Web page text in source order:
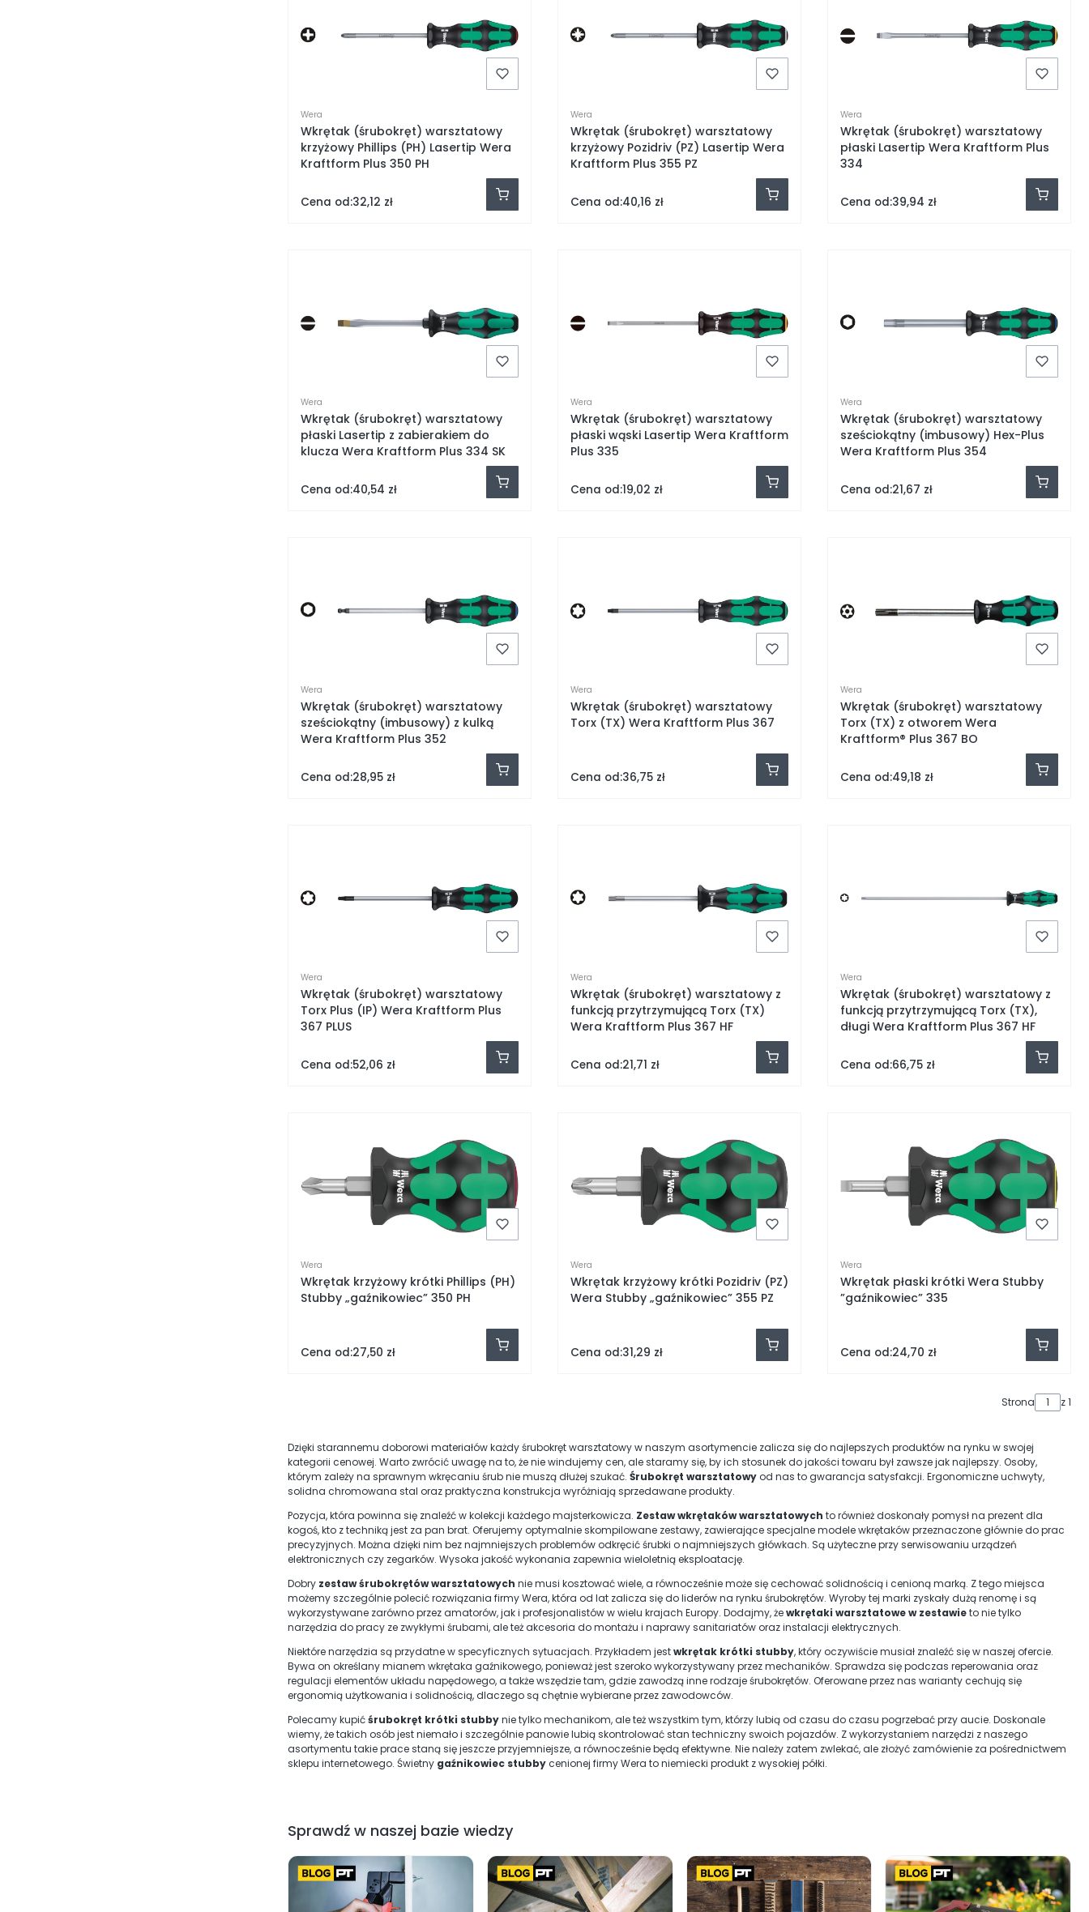
Wera
Wkrętak (śrubokręt) warsztatowy
krzyżowy Phillips (PH) Lasertip Wera
Kraftform Plus 350 PH
Cena od:32,12 zł
Wera
Wkrętak (śrubokręt) warsztatowy
krzyżowy Pozidriv (PZ) Lasertip Wera
Kraftform Plus 355 PZ
Cena od:40,16 zł
Wera
Wkrętak (śrubokręt) warsztatowy
płaski Lasertip Wera Kraftform Plus
334
Cena od:39,94 zł
Wera
Wkrętak (śrubokręt) warsztatowy
płaski Lasertip z zabierakiem do
klucza Wera Kraftform Plus 334 SK
Cena od:40,54 zł
Wera
Wkrętak (śrubokręt) warsztatowy
płaski wąski Lasertip Wera Kraftform
Plus 335
Cena od:19,02 zł
Wera
Wkrętak (śrubokręt) warsztatowy
sześciokątny (imbusowy) Hex-Plus
Wera Kraftform Plus 354
Cena od:21,67 zł
Wera
Wkrętak (śrubokręt) warsztatowy
sześciokątny (imbusowy) z kulką
Wera Kraftform Plus 352
Cena od:28,95 zł
Wera
Wkrętak (śrubokręt) warsztatowy
Torx (TX) Wera Kraftform Plus 367
Cena od:36,75 zł
Wera
Wkrętak (śrubokręt) warsztatowy
Torx (TX) z otworem Wera
Kraftform® Plus 367 BO
Cena od:49,18 zł
Wera
Wkrętak (śrubokręt) warsztatowy
Torx Plus (IP) Wera Kraftform Plus
367 PLUS
Cena od:52,06 zł
Wera
Wkrętak (śrubokręt) warsztatowy z
funkcją przytrzymującą Torx (TX)
Wera Kraftform Plus 367 HF
Cena od:21,71 zł
Wera
Wkrętak (śrubokręt) warsztatowy z
funkcją przytrzymującą Torx (TX),
długi Wera Kraftform Plus 367 HF
Cena od:66,75 zł
Wera
Wkrętak krzyżowy krótki Phillips (PH)
Stubby „gaźnikowiec” 350 PH
Cena od:27,50 zł
Wera
Wkrętak krzyżowy krótki Pozidriv (PZ)
Wera Stubby „gaźnikowiec” 355 PZ
Cena od:31,29 zł
Wera
Wkrętak płaski krótki Wera Stubby
”gaźnikowiec” 335
Cena od:24,70 zł
Strona z 1
Dzięki starannemu doborowi materiałów każdy śrubokręt warsztatowy w naszym asortymencie zalicza się do najlepszych produktów na rynku w swojej
kategorii cenowej. Warto zwrócić uwagę na to, że nie windujemy cen, ale staramy się, by ich stosunek do jakości towaru był zawsze jak najlepszy. Osoby,
którym zależy na sprawnym wkręcaniu śrub nie muszą dłużej szukać. Śrubokręt warsztatowyod nas to gwarancja satysfakcji. Ergonomiczne uchwyty,
solidna chromowana stal oraz praktyczna konstrukcja wyróżniają sprzedawane produkty.
Pozycja, która powinna się znaleźć w kolekcji każdego majsterkowicza. Zestaw wkrętaków warsztatowych to również doskonały pomysł na prezent dla
kogoś, kto z techniką jest za pan brat. Oferujemy optymalnie skompilowane zestawy, zawierające specjalne modele wkrętaków przeznaczone głównie do prac
precyzyjnych. Można dzięki nim bez najmniejszych problemów odkręcić śrubki o najmniejszych główkach. Są użyteczne przy serwisowaniu urządzeń
elektronicznych czy zegarków. Wysoka jakość wykonania zapewnia wieloletnią eksploatację.
Dobry zestaw śrubokrętów warsztatowych nie musi kosztować wiele, a równocześnie może się cechować solidnością i cenioną marką. Z tego miejsca
możemy szczególnie polecić rozwiązania firmy Wera, która od lat zalicza się do liderów na rynku śrubokrętów. Wyroby tej marki zyskały dużą renomę i są
wykorzystywane zarówno przez amatorów, jak i profesjonalistów w wielu krajach Europy. Dodajmy, żewkrętaki warsztatowe w zestawieto nie tylko
narzędzia do pracy ze zwykłymi śrubami, ale też akcesoria do montażu i naprawy sanitariatów oraz instalacji elektrycznych.
Niektóre narzędzia są przydatne w specyficznych sytuacjach. Przykładem jestwkrętak krótki stubby, który oczywiście musiał znaleźć się w naszej ofercie.
Bywa on określany mianem wkrętaka gaźnikowego, ponieważ jest szeroko wykorzystywany przez mechaników. Sprawdza się podczas reperowania oraz
regulacji elementów układu napędowego, a także wszędzie tam, gdzie zawodzą inne rodzaje śrubokrętów. Oferowane przez nas warianty cechują się
ergonomią użytkowania i solidnością, dlaczego są chętnie wybierane przez zawodowców.
Polecamy kupićśrubokręt krótki stubbynie tylko mechanikom, ale też wszystkim tym, którzy lubią od czasu do czasu pogrzebać przy aucie. Doskonale
wiemy, że takich osób jest niemało i szczególnie panowie lubią skontrolować stan techniczny swoich pojazdów. Z wykorzystaniem narzędzi z naszego
asortymentu takie prace staną się jeszcze przyjemniejsze, a równocześnie będą efektywne. Nie należy zatem zwlekać, ale złożyć zamówienie za pośrednictwem
sklepu internetowego. Świetny gaźnikowiec stubbycenionej firmy Wera to niemiecki produkt z wysokiej półki.
Sprawdź w naszej bazie wiedzy